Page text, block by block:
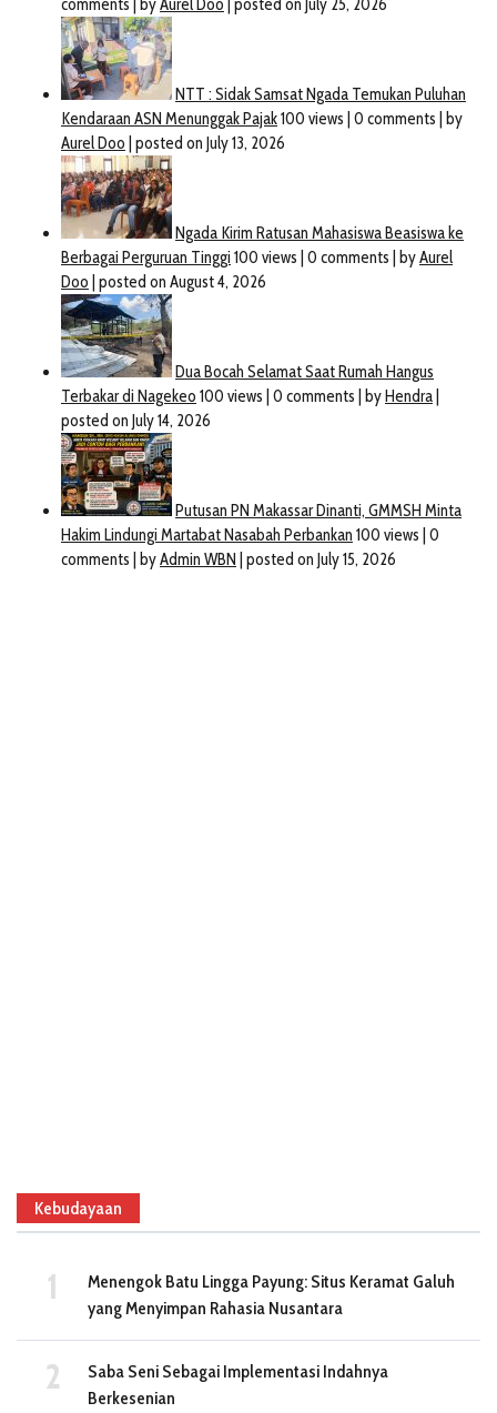
Kebudayaan
Menengok Batu Lingga Payung: Situs Keramat Galuh
yang Menyimpan Rahasia Nusantara
Saba Seni Sebagai Implementasi Indahnya
Berkesenian